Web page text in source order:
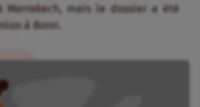
mais le dossier a été
à Bonn.